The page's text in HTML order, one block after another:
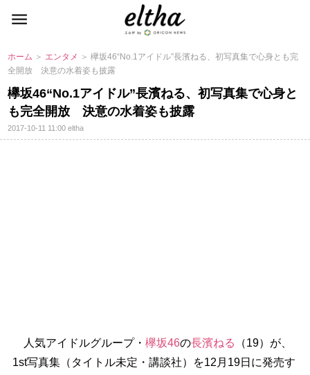
ホーム ＞ エンタメ ＞ 欅坂46“No.1アイドル”長濱ねる、初写真集で心身とも完
全開放 決意の水着姿も披露
欅坂46“No.1アイドル”長濱ねる、初写真集で心身と
も完全開放 決意の水着姿も披露
2017-10-11 11:00eltha
人気アイドルグループ・ 欅坂46の長濱ねる
（19）が、
1st写真集（タイトル未定・講談社）を12月19日に発売す